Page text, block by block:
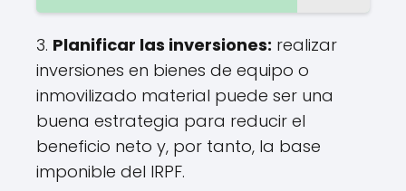
3. Planificar las inversiones: realizar
inversiones en bienes de equipo o
inmovilizado material puede ser una
buena estrategia para reducir el
beneficio neto y, por tanto, la base
imponible del IRPF.